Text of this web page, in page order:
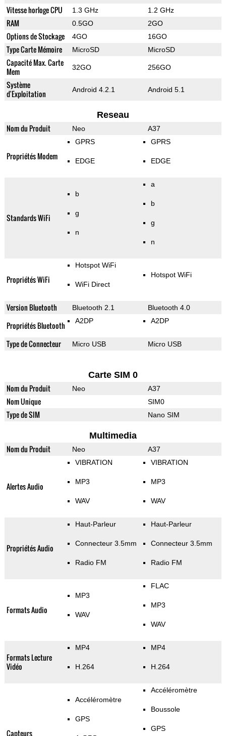
Vitesse horloge CPU 1.3 GHz 1.2 GHz
RAM 0.5GO 2GO
Options de Stockage 4GO 16GO
Type Carte Mémoire MicroSD MicroSD
Capacité Max. Carte
Mem
32GO 256GO
Système
d'Exploitation
Android 4.2.1 Android 5.1
Reseau
Nom du Produit Neo A37
Propriétés Modem
GPRS
EDGE
GPRS
EDGE
Standards WiFi
b
g
n
a
b
g
n
Propriétés WiFi
Hotspot WiFi
WiFi Direct
Hotspot WiFi
Version Bluetooth Bluetooth 2.1 Bluetooth 4.0
Propriétés Bluetooth A2DP A2DP
Type de Connecteur Micro USB Micro USB
Carte SIM 0
Nom du Produit Neo A37
Nom Unique SIM0
Type de SIM Nano SIM
Multimedia
Nom du Produit Neo A37
Alertes Audio
VIBRATION
MP3
WAV
VIBRATION
MP3
WAV
Propriétés Audio
Haut-Parleur
Connecteur 3.5mm
Radio FM
Haut-Parleur
Connecteur 3.5mm
Radio FM
Formats Audio
MP3
WAV
FLAC
MP3
WAV
Formats Lecture
Vidéo
MP4
H.264
MP4
H.264
Capteurs
Accéléromètre
GPS
Accéléromètre
Boussole
GPS